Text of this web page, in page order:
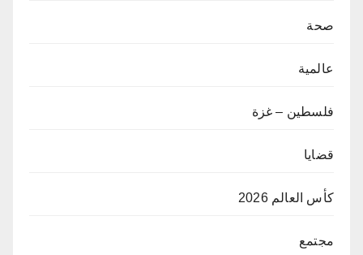
صحة
عالمية
فلسطين – غزة
قضايا
كأس العالم 2026
مجتمع